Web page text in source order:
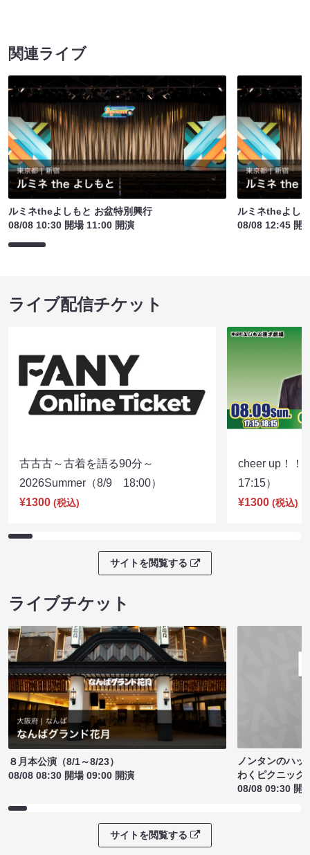
関連ライブ
ルミネtheよしもと お盆特別興行
08/08 10:30 開場 11:00 開演
ルミネtheよし
08/08 12:45 開
ライブ配信チケット
古古古～古着を語る90分～
2026Summer（8/9 18:00）
¥1300 (税込)
cheer up！
17:15）
¥1300 (税込)
サイトを閲覧する
ライブチケット
８月本公演（8/1～8/23）
08/08 08:30 開場 09:00 開演
ノンタンのハッ
わくピクニック
08/08 09:30 開
サイトを閲覧する